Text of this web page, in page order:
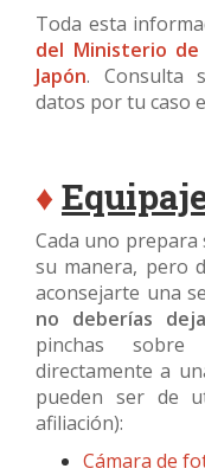
Toda esta
del Ministerio
Japón. Consulta
datos por tu caso
♦
Cada uno prepara
su manera, pero
aconsejarte una
no deberías
pinchas
directamente a
pueden ser de
afiliación):
Cámara de